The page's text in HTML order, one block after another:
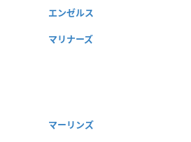
エンゼルス
マリナーズ
マーリンズ